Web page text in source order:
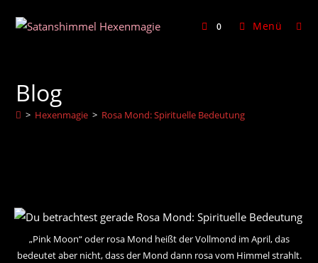
Inhalt
0 Menü
Blog
> Hexenmagie > Rosa Mond: Spirituelle Bedeutung
„Pink Moon“ oder rosa Mond heißt der Vollmond im April, das
bedeutet aber nicht, dass der Mond dann rosa vom Himmel strahlt.